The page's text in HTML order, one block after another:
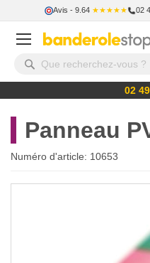
Avis - 9.64 ★★★★★ 02
02
Panneau
Numéro d'article: 10653